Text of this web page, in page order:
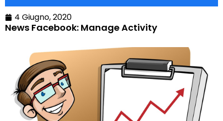
4 Giugno, 2020
News Facebook: Manage Activity